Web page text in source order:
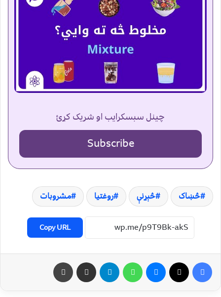
چینل سبسکرایب او شریک کړئ
Subscribe
څښاک څېړنې روغتيا مشروبات
Copy URL